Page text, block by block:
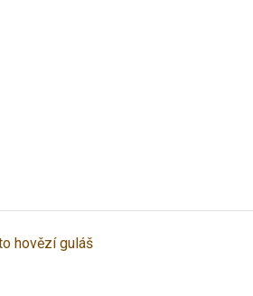
hovězí guláš